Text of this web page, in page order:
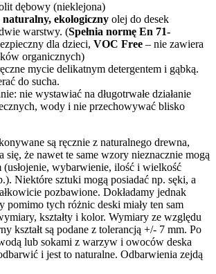
dębowy (nieklejona)
naturalny, ekologiczny olej do desek
warstwy. (Spełnia normę En 71-
dla dzieci, VOC Free – nie zawiera
organicznych)
mycie delikatnym detergentem i gąbką.
do sucha.
nie wystawiać na długotrwałe działanie
wody i nie przechowywać blisko
są ręcznie z naturalnego drewna,
się, że nawet te same wzory nieznacznie mogą
wybarwienie, ilość i wielkość
Niektóre sztuki mogą posiadać np. sęki, a
pozbawione. Dokładamy jednak
pomimo tych różnic deski miały ten sam
kształty i kolor. Wymiary ze względu
kształt są podane z tolerancją +/- 7 mm. Po
lub sokami z warzyw i owoców deska
i jest to naturalne. Odbarwienia zejdą